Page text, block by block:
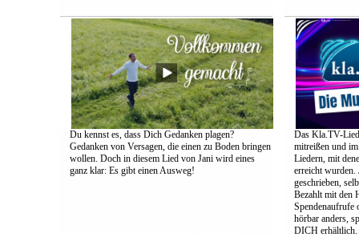
Du kennst es, dass Dich Gedanken plagen?
Gedanken von Versagen, die einen zu Boden bringen
wollen. Doch in diesem Lied von Jani wird eines
ganz klar: Es gibt einen Ausweg!
Das Kla.TV-
mitreißen und
Liedern, mit
erreicht wurden.
geschrieben,
Bezahlt mit den
Spendenaufrufe
hörbar anders,
DICH erhältlich.